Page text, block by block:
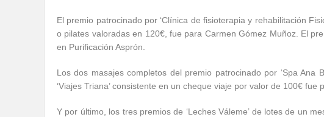
El premio patrocinado por ‘Clínica de fisioterapia y rehabilitación
o pilates valoradas en 120€, fue para Carmen Gómez Muñoz. El
en Purificación Asprón.
Los dos masajes completos del premio patrocinado por ‘Spa Ana
‘Viajes Triana’ consistente en un cheque viaje por valor de 100€ fue
Y por último, los tres premios de ‘Leches Váleme’ de lotes de un